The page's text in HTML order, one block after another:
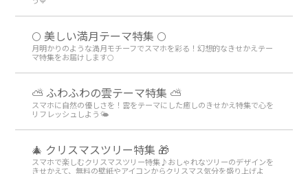
🌕 美しい満月テーマ特集 🌕
月明かりのような満月モチーフでスマホを彩る！幻想的なきせかえテー
マ特集をお届けします🌕
⛅ ふわふわの雲テーマ特集 ⛅
スマホに自然の優しさを！雲をテーマにした癒しのきせかえ特集で心を
リフレッシュしよう🌤️
🎄 クリスマスツリー特集 🎁
スマホで楽しむクリスマスツリー特集♪おしゃれなツリーのデザインを
きせかえて、無料の壁紙やアイコンからクリスマス気分を盛り上げよ